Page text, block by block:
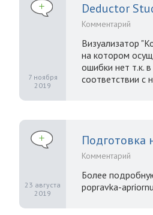
7 ноября
2019
Deductor
Комментарий
Визуализатор
на котором
ошибки нет т.к.
соответствии с
23 августа
2019
Подготовка
Комментарий
Более
popravka-